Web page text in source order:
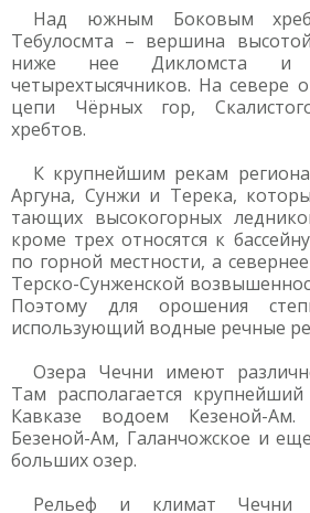
Над южным Боковым
Тебулосмта – вершина
ниже нее Дикломста и
четырехтысячников. На севере
цепи Чёрных гор,
хребтов.
К крупнейшим рекам
Аргуна, Сунжи и Терека,
тающих высокогорных
кроме трех относятся к
по горной местности, а
Терско-Сунженской
Поэтому для орошения
использующий водные речные
Озера Чечни имеют
Там располагается
Кавказе водоем Кезеной-
Безеной-Ам, Галанчожское и
больших озер.
Рельеф и климат Чечни